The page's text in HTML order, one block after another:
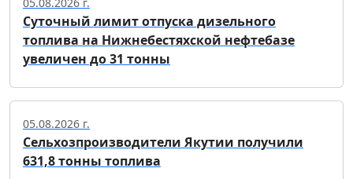
Суточный лимит отпуска дизельного
топлива на Нижнебестяхской нефтебазе
увеличен до 31 тонны
05.08.2026 г.
Сельхозпроизводители Якутии получили
631,8 тонны топлива